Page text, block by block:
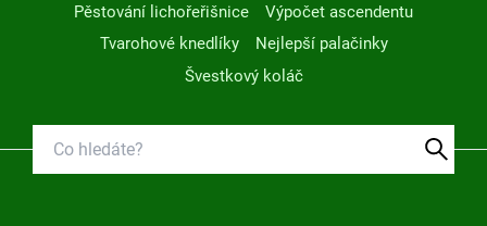
Pěstování lichořeřišnice
Výpočet ascendentu
Tvarohové knedlíky
Nejlepší palačinky
Švestkový koláč